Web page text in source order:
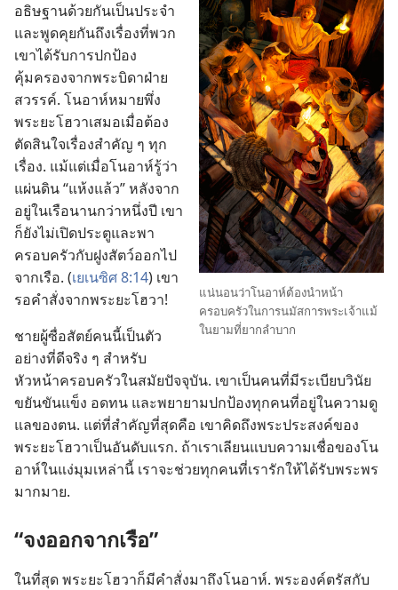
แน่นอน​ว่า​โนอาห์​ต้อง​นำ​หน้า​
ครอบครัว​ใน​การ​นมัสการ​พระเจ้า​แม้​
ใน​ยาม​ที่​ยาก​ลำบาก
อธิษฐาน​ด้วย​กัน​เป็น​ประจำ​
และ​พูด​คุย​กัน​ถึง​เรื่อง​ที่​พวก​
เขา​ได้​รับ​การ​ปก​ป้อง​
คุ้มครอง​จาก​พระ​บิดา​ฝ่าย​
สวรรค์. โนอาห์​หมาย​พึ่ง​
พระ​ยะโฮวา​เสมอ​เมื่อ​ต้อง​
ตัดสิน​ใจ​เรื่อง​สำคัญ ๆ ทุก​
เรื่อง. แม้​แต่​เมื่อ​โนอาห์​รู้​ว่า​
แผ่นดิน “แห้ง​แล้ว” หลัง​จาก​
อยู่​ใน​เรือ​นาน​กว่า​หนึ่ง​ปี เขา​
ก็​ยัง​ไม่​เปิด​ประตู​และ​พา​
ครอบครัว​กับ​ฝูง​สัตว์​ออก​ไป​
จาก​เรือ. (เยเนซิศ 8:14) เขา​
รอ​คำ​สั่ง​จาก​พระ​ยะโฮวา!
ชาย​ผู้​ซื่อ​สัตย์​คน​นี้​เป็น​ตัว​
อย่าง​ที่​ดี​จริง ๆ สำหรับ​
หัวหน้า​ครอบครัว​ใน​สมัย​ปัจจุบัน. เขา​เป็น​คน​ที่​มี​ระเบียบ​วินัย
ขยัน​ขันแข็ง อด​ทน และ​พยายาม​ปก​ป้อง​ทุก​คน​ที่​อยู่​ใน​ความ​ดู​
แล​ของ​ตน. แต่​ที่​สำคัญ​ที่​สุด​คือ เขา​คิด​ถึง​พระ​ประสงค์​ของ​
พระ​ยะโฮวา​เป็น​อันดับ​แรก. ถ้า​เรา​เลียน​แบบ​ความ​เชื่อ​ของ​โน
อาห์​ใน​แง่​มุม​เหล่า​นี้ เรา​จะ​ช่วย​ทุก​คน​ที่​เรา​รัก​ให้​ได้​รับ​พระ​พร​
มาก​มาย.
“จง​ออก​จาก​เรือ”
ใน​ที่​สุด พระ​ยะโฮวา​ก็​มี​คำ​สั่ง​มา​ถึง​โนอาห์. พระองค์​ตรัส​กับ​